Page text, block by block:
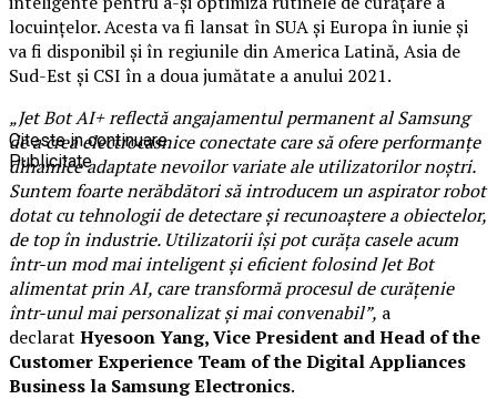
locuințelor. Acesta va fi lansat în SUA și Europa în iunie și
va fi disponibil și în regiunile din America Latină, Asia de
Sud-Est și CSI în a doua jumătate a anului 2021.
„Jet Bot AI+ reflectă angajamentul permanent al Samsung
de a crea electrocasnice conectate care să ofere performanțe
dinamice adaptate nevoilor variate ale utilizatorilor noștri.
Suntem foarte nerăbdători să introducem un aspirator robot
dotat cu tehnologii de detectare și recunoaștere a obiectelor,
de top în industrie. Utilizatorii își pot curăța casele acum
într-un mod mai inteligent și eficient folosind Jet Bot
alimentat prin AI, care transformă procesul de curățenie
într-unul mai personalizat și mai convenabil”, a
declarat Hyesoon Yang, Vice President and Head of the
Customer Experience Team of the Digital Appliances
Business la Samsung Electronics.
Citeste in continuare
Publicitate